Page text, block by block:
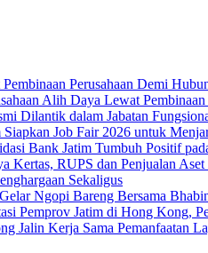
Perusahaan Demi
Alih Daya Lewat
Dilantik dalam Jabatan
Siapkan Job Fair 2026 untuk
Bank Jatim Tumbuh Positif
Kertas, RUPS dan Penjualan
Sekaligus
Ngopi Bareng Bersama
Pemprov Jatim di Hong Kong,
Jalin Kerja Sama Pemanfaatan